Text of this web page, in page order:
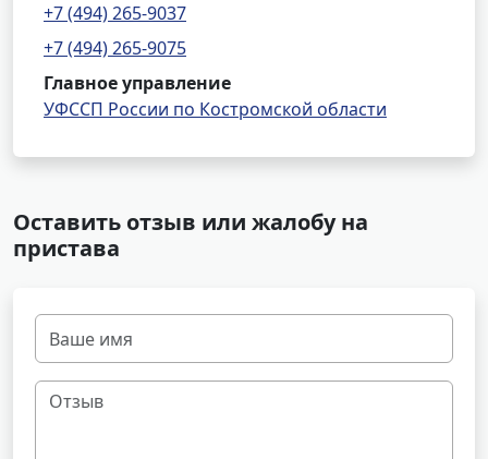
+7 (494) 265-9037
+7 (494) 265-9075
Главное управление
УФССП России по Костромской области
Оставить отзыв или жалобу на
пристава